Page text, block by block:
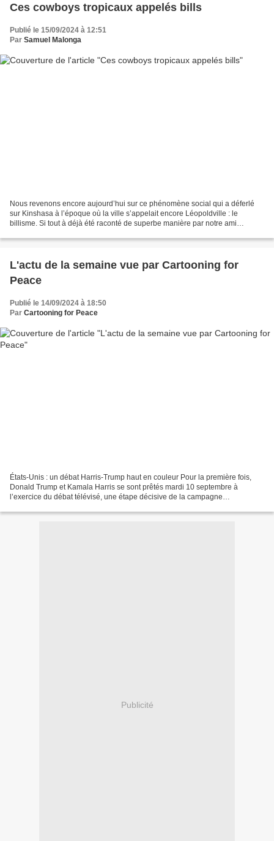
Ces cowboys tropicaux appelés bills
Publié le 15/09/2024 à 12:51
Par Samuel Malonga
Nous revenons encore aujourd’hui sur ce phénomène social qui a déferlé
sur Kinshasa à l’époque où la ville s’appelait encore Léopoldville : le
billisme. Si tout à déjà été raconté de superbe manière par notre ami
L'actu de la semaine vue par Cartooning for
Peace
Publié le 14/09/2024 à 18:50
Par Cartooning for Peace
États-Unis : un débat Harris-Trump haut en couleur Pour la première fois,
Donald Trump et Kamala Harris se sont prêtés mardi 10 septembre à
l’exercice du débat télévisé, une étape décisive de la campagne
Publicité